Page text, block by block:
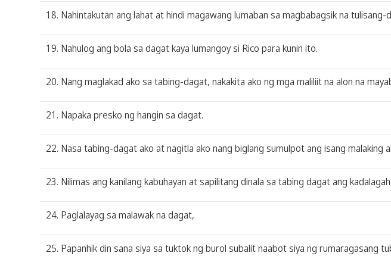
18. Nahintakutan ang lahat at hindi magawang lumaban sa magbabagsik na tulisang-
19. Nahulog ang bola sa dagat kaya lumangoy si Rico para kunin ito.
20. Nang maglakad ako sa tabing-dagat, nakakita ako ng mga maliliit na alon na
21. Napaka presko ng hangin sa dagat.
22. Nasa tabing-dagat ako at nagitla ako nang biglang sumulpot ang isang malaking
23. Nilimas ang kanilang kabuhayan at sapilitang dinala sa tabing dagat ang
24. Paglalayag sa malawak na dagat,
25. Papanhik din sana siya sa tuktok ng burol subalit naabot siya ng rumaragasang